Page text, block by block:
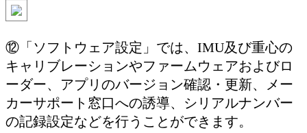
⑫「ソフトウェア設定」では、IMU及び重心の
キャリブレーションやファームウェアおよびロ
ーダー、アプリのバージョン確認・更新、メー
カーサポート窓口への誘導、シリアルナンバー
の記録設定などを行うことができます。